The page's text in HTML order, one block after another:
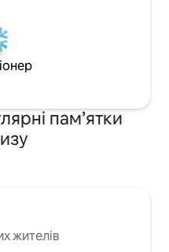
пам’ятки
жителів